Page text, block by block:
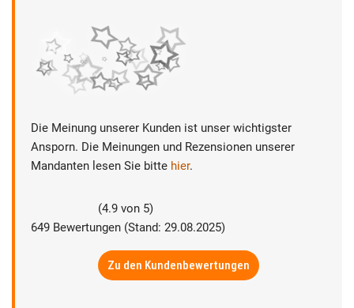
Die Meinung unserer Kunden ist unser wichtigster
Ansporn. Die Meinungen und Rezensionen unserer
Mandanten lesen Sie bitte hier.
(4.9 von 5)
649 Bewertungen (Stand: 29.08.2025)
Zu den Kundenbewertungen